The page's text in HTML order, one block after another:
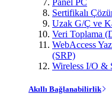
Panel PC
Sertifikalı
Uzak G/Ç ve
Veri Toplama
WebAccess
(SRP)
Wireless I/O &
Akıllı Bağlanabilirlik